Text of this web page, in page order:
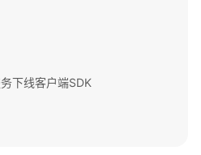
下线客户端SDK